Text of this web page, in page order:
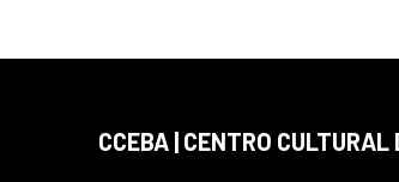
CCEBA | CENTRO